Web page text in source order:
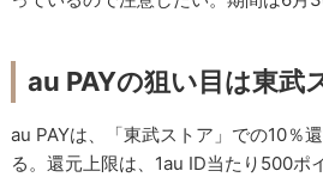
au PAYの狙い目は東武
au PAYは、「東武ストア」での10％
る。還元上限は、1au ID当たり500ポ